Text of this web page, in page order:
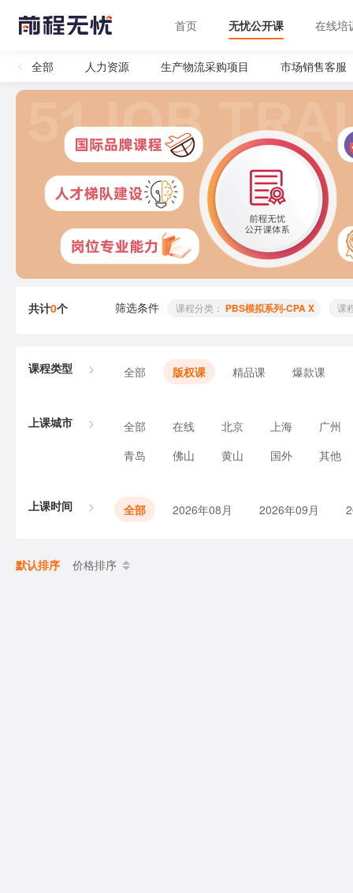
首页 无忧公开课 在线培
全部 人力资源 生产物流采购项目 市场销售客服
共计0个 筛选条件 课程分类： PBS模拟系列-CPA X 课
课程类型 全部 版权课 精品课 爆款课
上课城市 全部 在线 北京 上海
广州
青岛
佛山 黄山 国外 其他
上课时间 全部 2026年08月 2026年09月
默认排序 价格排序